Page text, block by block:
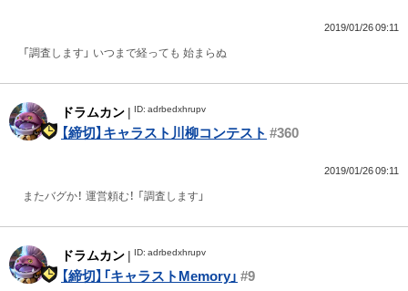
2019/01/26 09:11
「調査します」 いつまで経っても 始まらぬ
ドラムカン | ID: adrbedxhrupv
【締切】キャラスト川柳コンテスト #360
2019/01/26 09:11
またバグか！ 運営頼む！ 「調査します」
ドラムカン | ID: adrbedxhrupv
【締切】「キャラストMemory」 #9